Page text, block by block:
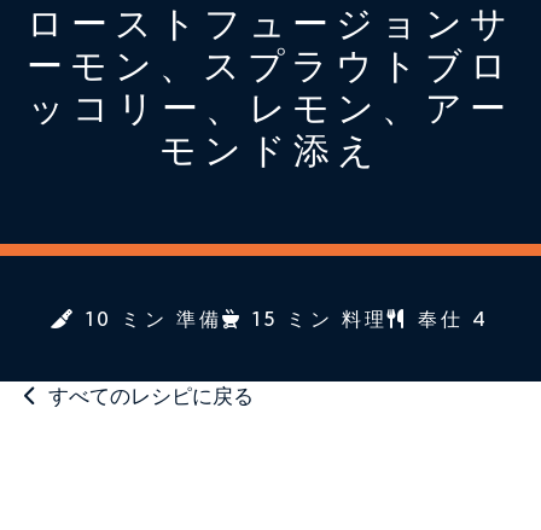
ローストフュージョンサ
ーモン、スプラウトブロ
ッコリー、レモン、アー
モンド添え
10 ミン 準備 15 ミン 料理 奉仕 4
すべてのレシピに戻る